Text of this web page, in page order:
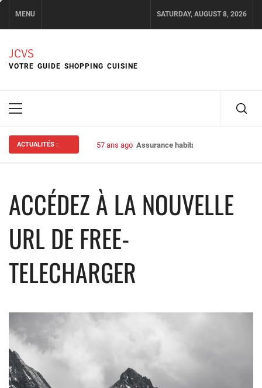
content
MENU SATURDAY, AUGUST 8, 2026
JCVS
VOTRE GUIDE SHOPPING CUISINE
Primary
ACTUALITÉS : 57 ans ago Assurance habitation : bien choisir
ACCÉDEZ À LA NOUVELLE
URL DE FREE-
TELECHARGER